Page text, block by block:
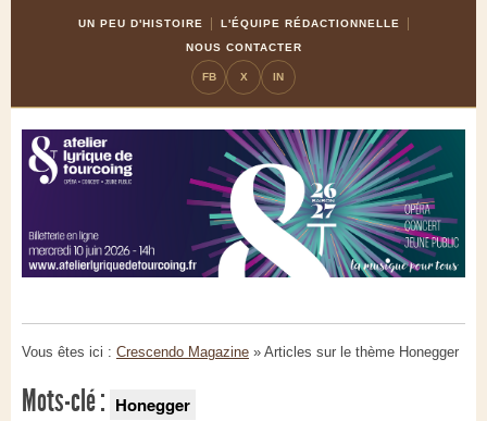
UN PEU D'HISTOIRE
L'ÉQUIPE RÉDACTIONNELLE
NOUS CONTACTER
FB X IN
Vous êtes ici : Crescendo Magazine » Articles sur le thème Honegger
Mots-clé : Honegger